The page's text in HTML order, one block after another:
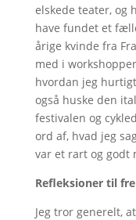
elskede teater, og
have fundet et
årige kvinde fra
med i
hvordan jeg
også huske den
festivalen og
ord af, hvad jeg
var et rart og godt
Refleksioner til
Jeg tror generelt,